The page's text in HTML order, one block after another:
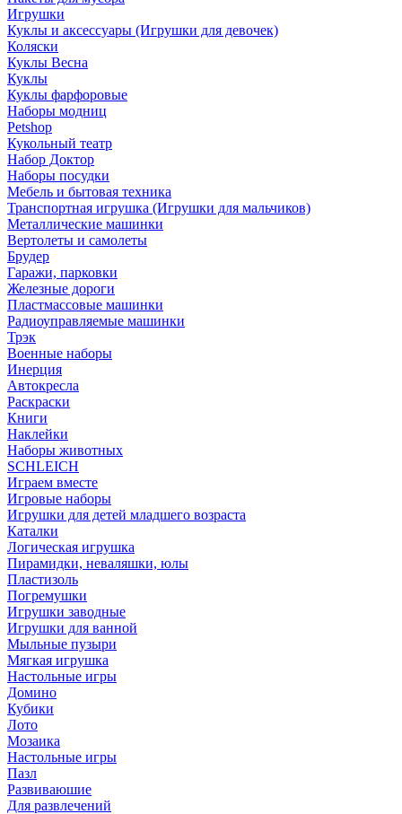
Игрушки
Куклы и аксессуары (Игрушки для девочек)
Коляски
Куклы Весна
Куклы
Куклы фарфоровые
Наборы модниц
Petshop
Кукольный театр
Набор Доктор
Наборы посудки
Мебель и бытовая техника
Транспортная игрушка (Игрушки для мальчиков)
Металлические машинки
Вертолеты и самолеты
Брудер
Гаражи, парковки
Железные дороги
Пластмассовые машинки
Радиоуправляемые машинки
Трэк
Военные наборы
Инерция
Автокресла
Раскраски
Книги
Наклейки
Наборы животных
SCHLEICH
Играем вместе
Игровые наборы
Игрушки для детей младшего возраста
Каталки
Логическая игрушка
Пирамидки, неваляшки, юлы
Пластизоль
Погремушки
Игрушки заводные
Игрушки для ванной
Мыльные пузыри
Мягкая игрушка
Настольные игры
Домино
Кубики
Лото
Мозаика
Настольные игры
Пазл
Развиваюшие
Для развлечений